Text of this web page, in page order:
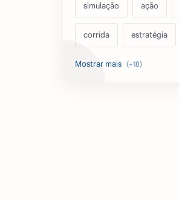
simulação ação
corrida estratégia
acarde esportes